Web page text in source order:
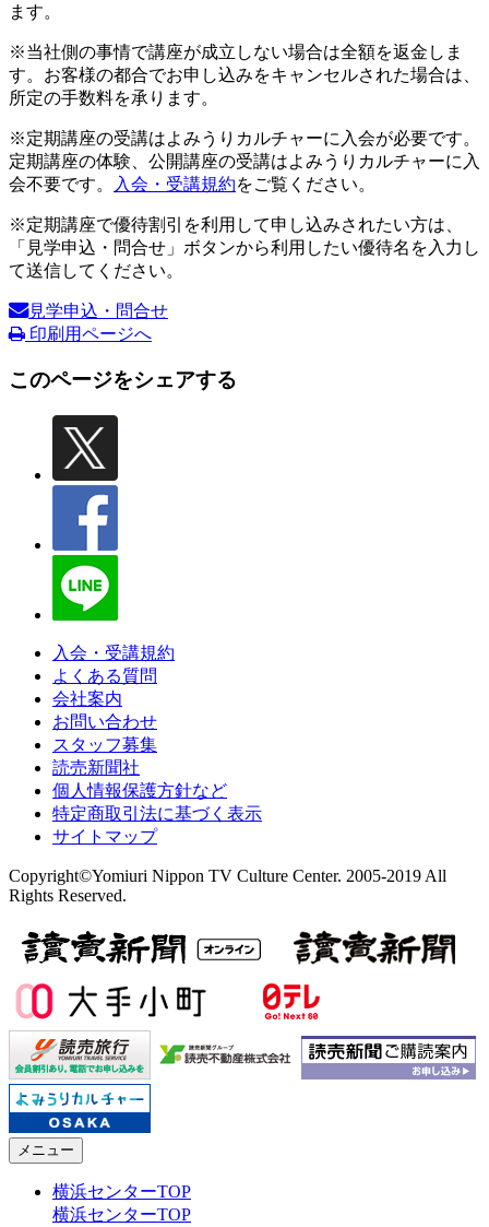
ます。
※当社側の事情で講座が成立しない場合は全額を返金しま
す。お客様の都合でお申し込みをキャンセルされた場合は、
所定の手数料を承ります。
※定期講座の受講はよみうりカルチャーに入会が必要です。
定期講座の体験、公開講座の受講はよみうりカルチャーに入
会不要です。
入会・受講規約をご覧ください。
※定期講座で優待割引を利用して申し込みされたい方は、
「見学申込・問合せ」ボタンから利用したい優待名を入力し
て送信してください。
見学申込・問合せ
印刷用ページへ
このページをシェアする
入会・受講規約
よくある質問
会社案内
お問い合わせ
スタッフ募集
読売新聞社
個人情報保護方針など
特定商取引法に基づく表示
サイトマップ
Copyright©Yomiuri Nippon TV Culture Center. 2005-2019 All
Rights Reserved.
メニュー
横浜センターTOP
横浜センターTOP